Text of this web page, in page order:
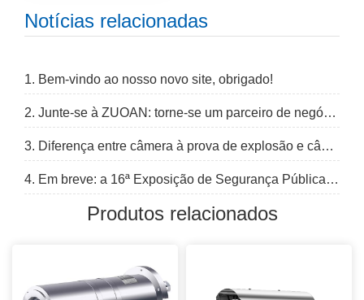
Notícias relacionadas
1. Bem-vindo ao nosso novo site, obrigado!
2. Junte-se à ZUOAN: torne-se um parceiro de negócios
3. Diferença entre câmera à prova de explosão e câmera à prova de vandalismo
4. Em breve: a 16ª Exposição de Segurança Pública da China
Produtos relacionados